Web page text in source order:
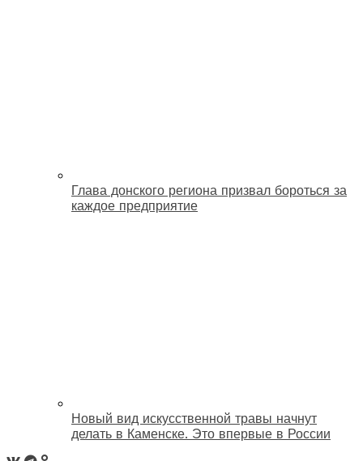
Глава донского региона призвал бороться за
каждое предприятие
Новый вид искусственной травы начнут
делать в Каменске. Это впервые в России